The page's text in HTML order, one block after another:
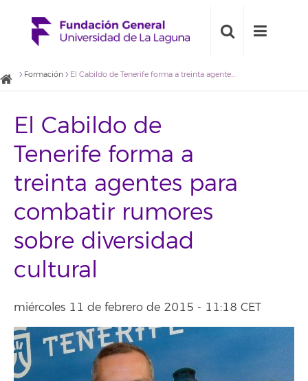
Formación El Cabildo de Tenerife forma a treinta agentes para combatir rumores sobre diversidad cultural
El Cabildo de
Tenerife forma a
treinta agentes para
combatir rumores
sobre diversidad
cultural
miércoles 11 de febrero de 2015 - 11:18 CET